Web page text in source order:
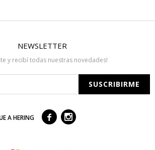
NEWSLETTER
y recibí todas nuestras novedades!
SUSCRIBIRME
A HERING  